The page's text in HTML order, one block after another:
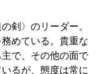
剣〉のリーダー。
めている。貴重な
で、その他の面で
るが、態度は常に